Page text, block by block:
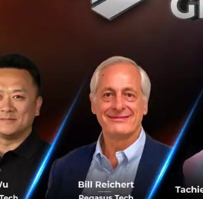
โดยแนวโน้มที่จะต้องจับตา
ทำงานดั้งเดิมของเจ้าห
กำหนดกฎเกณฑ์สำหรับภ
2. ข้อมูลจะเป็นแรงขับเ
ถ้วนและเข้าถึงง่ายขึ้นจ
สามารถเพิ่มประสิทธิภา
พื้นฐาน